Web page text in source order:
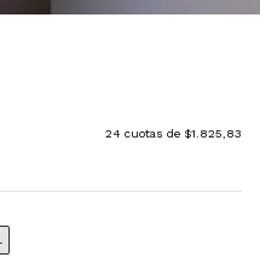
24 cuotas de $1.825,83